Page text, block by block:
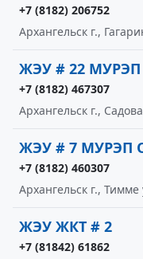
+7 (8182) 206752
Архангельск г.,
ЖЭУ # 22
+7 (8182) 467307
Архангельск г.,
ЖЭУ # 7 МУРЭП
+7 (8182) 460307
Архангельск г., Тимме
ЖЭУ ЖКТ # 2
+7 (81842) 61862